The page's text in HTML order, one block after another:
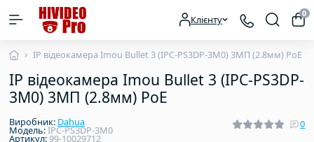
Клієнту 0
IP відеокамера Imou Bullet 3 (IPC-PS3DP-3M0) 3МП (2.8мм) PoE
IP відеокамера Imou Bullet 3 (IPC-PS3DP-
3M0) 3МП (2.8мм) PoE
Виробник: Dahua
Модель:IPC-PS3DP-3M0
Артикул:99-10029712
0